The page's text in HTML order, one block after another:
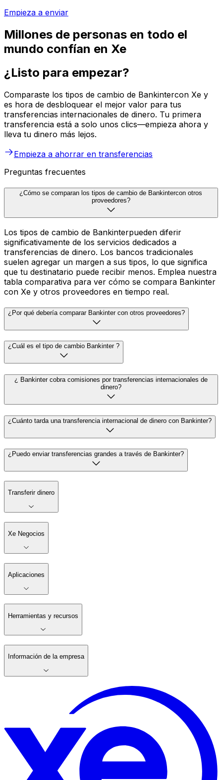
Empieza a enviar
Millones de personas en todo el
mundo confían en Xe
¿Listo para empezar?
Comparaste los tipos de cambio de Bankintercon Xe y
es hora de desbloquear el mejor valor para tus
transferencias internacionales de dinero. Tu primera
transferencia está a solo unos clics—empieza ahora y
lleva tu dinero más lejos.
Empieza a ahorrar en transferencias
Preguntas frecuentes
¿Cómo se comparan los tipos de cambio de Bankintercon otros
proveedores?
Los tipos de cambio de Bankinterpueden diferir
significativamente de los servicios dedicados a
transferencias de dinero. Los bancos tradicionales
suelen agregar un margen a sus tipos, lo que significa
que tu destinatario puede recibir menos. Emplea nuestra
tabla comparativa para ver cómo se compara Bankinter
con Xe y otros proveedores en tiempo real.
¿Por qué debería comparar Bankinter con otros proveedores?
¿Cuál es el tipo de cambio Bankinter ?
¿ Bankinter cobra comisiones por transferencias internacionales de
dinero?
¿Cuánto tarda una transferencia internacional de dinero con Bankinter?
¿Puedo enviar transferencias grandes a través de Bankinter?
Transferir dinero
Xe Negocios
Aplicaciones
Herramientas y recursos
Información de la empresa